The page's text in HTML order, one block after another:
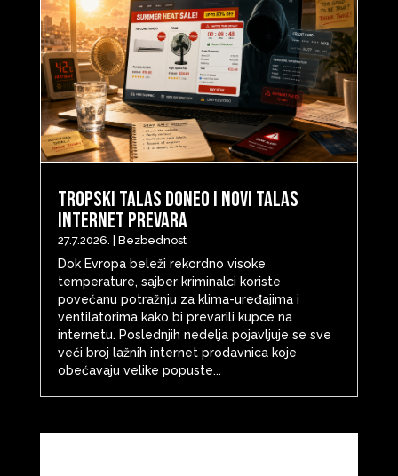
Tropski talas doneo i novi talas
internet prevara
27.7.2026. Bezbednost
Dok Evropa beleži rekordno visoke
temperature, sajber kriminalci koriste
povećanu potražnju za klima-uređajima i
ventilatorima kako bi prevarili kupce na
internetu. Poslednjih nedelja pojavljuje se sve
veći broj lažnih internet prodavnica koje
obećavaju velike popuste...